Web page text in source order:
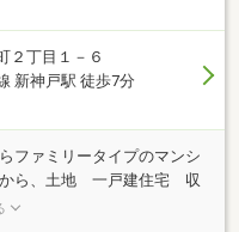
２丁目１－６
新神戸駅 徒歩7分
ファミリータイプのマンシ
から、土地 一戸建住宅 収
。地主様・家主様のお困り